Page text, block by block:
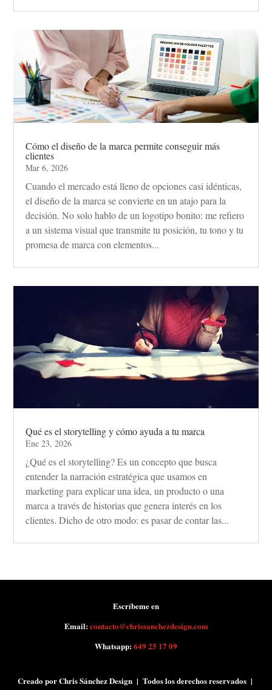
Cómo el diseño de la marca permite conseguir más
clientes
Mar 6, 2026
Cuando el mercado está lleno de opciones casi idénticas,
el diseño de la marca se convierte en un atajo para la
decisión. No solo hablo de un logotipo bonito: me refiero
a un sistema visual que transmite tu posición, tu tono y tu
promesa de marca con elementos...
Qué es el storytelling y cómo ayuda a tu marca
Ene 23, 2026
¿Qué es el storytelling? Es un concepto que busca
entender la narración estratégica que usamos en
marketing para explicar una idea, un producto o una
marca a través de historias que genera interés en los
clientes. Dicho de otro modo: es pasar de contar las...
Creado por Chris Sánchez Design | Todos los derechos reservados |
Escríbeme en
Email:contacto@chrissanchezdesign.com
Whatsapp:649 25 17 09